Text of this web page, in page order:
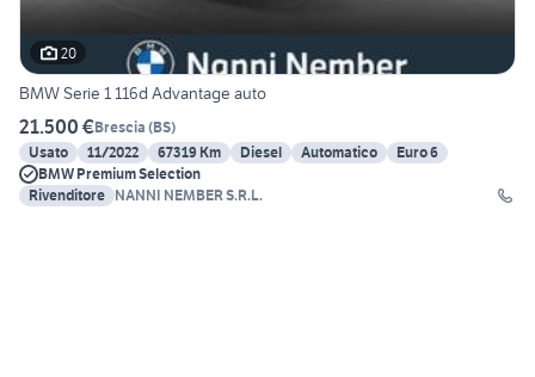
20
BMW Serie 1 116d Advantage auto
21.500 €Brescia (BS)
Usato
11/2022 67319 Km Diesel Automatico
Euro 6
BMW Premium Selection
Rivenditore NANNI NEMBER S.R.L.